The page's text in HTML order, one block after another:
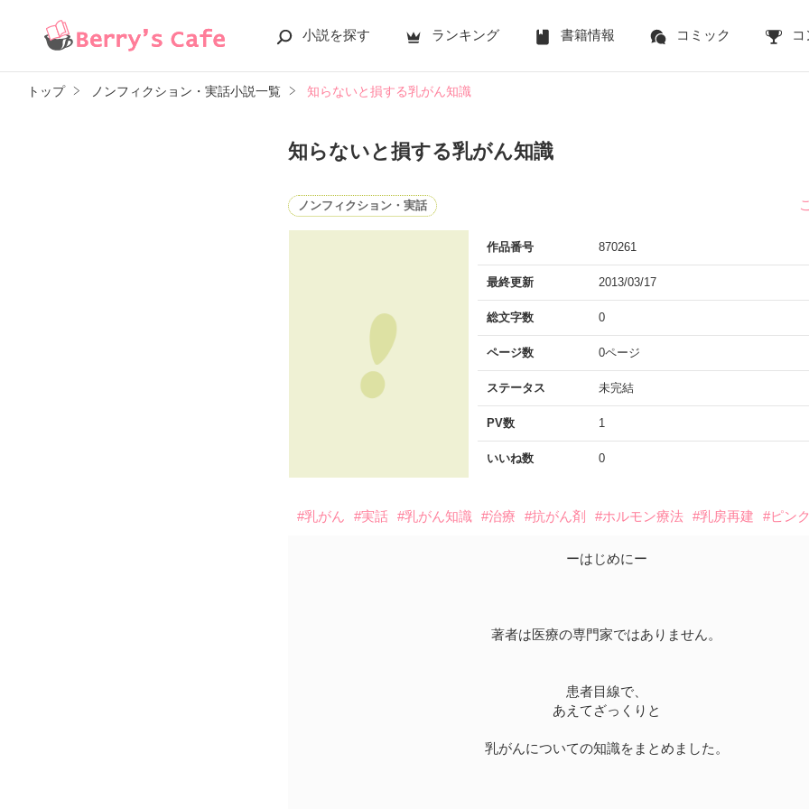
小説を探す ランキング 書籍情報 コミック コ
トップ ノンフィクション・実話小説一覧 知らないと損する乳がん知識
知らないと損する乳がん知識
ノンフィクション・実話
作品番号 870261
最終更新 2013/03/17
総文字数 0
ページ数 0ページ
ステータス 未完結
PV数 1
いいね数 0
#乳がん #実話 #乳がん知識 #治療 #抗がん剤 #ホルモン療法 #乳房再建 #ピン
ーはじめにー
著者は医療の専門家ではありません。
患者目線で、
あえてざっくりと
乳がんについての知識をまとめました。